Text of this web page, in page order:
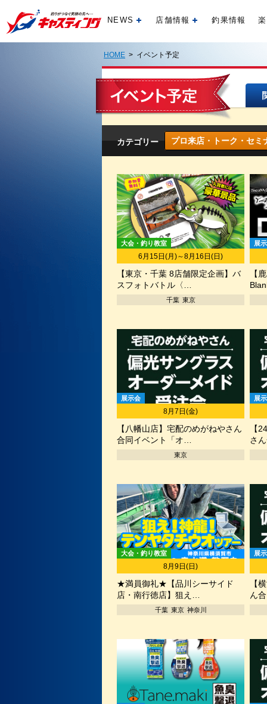
NEWS 開く店舗情報 開く釣果情報
HOME > イベント予定
カテゴリー プロ来店・トーク・セミ
大会・釣り教室
6月15日(月)～8月16日(日)
【東京・千葉 8店舗限定企画】バ
スフォトバトル〈…
千葉 東京
展
【
展示会
8月7日(金)
【八幡山店】宅配のめがねやさん
合同イベント「オ…
東京
展
【
さ
大会・釣り教室
8月9日(日)
★満員御礼★【品川シーサイド
店・南行徳店】狙え…
千葉 東京 神奈川
展
【
ん